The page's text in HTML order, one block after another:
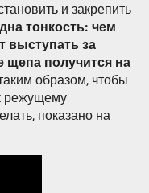
и закрепить
тонкость: чем
выступать за
щепа получится на
образом, чтобы
режущему
показано на